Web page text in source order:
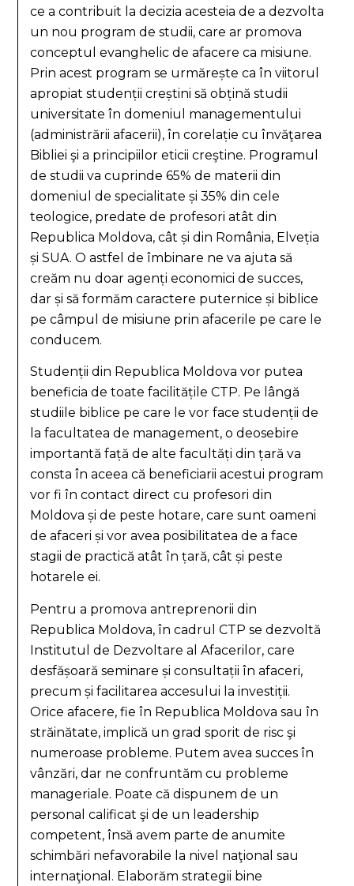
ce a contribuit la decizia acesteia de a dezvolta
un nou program de studii, care ar promova
conceptul evanghelic de afacere ca misiune.
Prin acest program se urmărește ca în viitorul
apropiat studenții creștini să obțină studii
universitate în domeniul managementului
(administrării afacerii), în corelație cu învăţarea
Bibliei şi a principiilor eticii creştine. Programul
de studii va cuprinde 65% de materii din
domeniul de specialitate și 35% din cele
teologice, predate de profesori atât din
Republica Moldova, cât și din România, Elveția
și SUA. O astfel de îmbinare ne va ajuta să
creăm nu doar agenți economici de succes,
dar și să formăm caractere puternice și biblice
pe câmpul de misiune prin afacerile pe care le
conducem.
Studenții din Republica Moldova vor putea
beneficia de toate facilitățile CTP. Pe lângă
studiile biblice pe care le vor face studenții de
la facultatea de management, o deosebire
importantă față de alte facultăți din țară va
consta în aceea că beneficiarii acestui program
vor fi în contact direct cu profesori din
Moldova și de peste hotare, care sunt oameni
de afaceri și vor avea posibilitatea de a face
stagii de practică atât în țară, cât și peste
hotarele ei.
Pentru a promova antreprenorii din
Republica Moldova, în cadrul CTP se dezvoltă
Institutul de Dezvoltare al Afacerilor, care
desfășoară seminare și consultații în afaceri,
precum și facilitarea accesului la investiții.
Orice afacere, fie în Republica Moldova sau în
străinătate, implică un grad sporit de risc şi
numeroase probleme. Putem avea succes în
vânzări, dar ne confruntăm cu probleme
manageriale. Poate că dispunem de un
personal calificat şi de un leadership
competent, însă avem parte de anumite
schimbări nefavorabile la nivel naţional sau
internaţional. Elaborăm strategii bine